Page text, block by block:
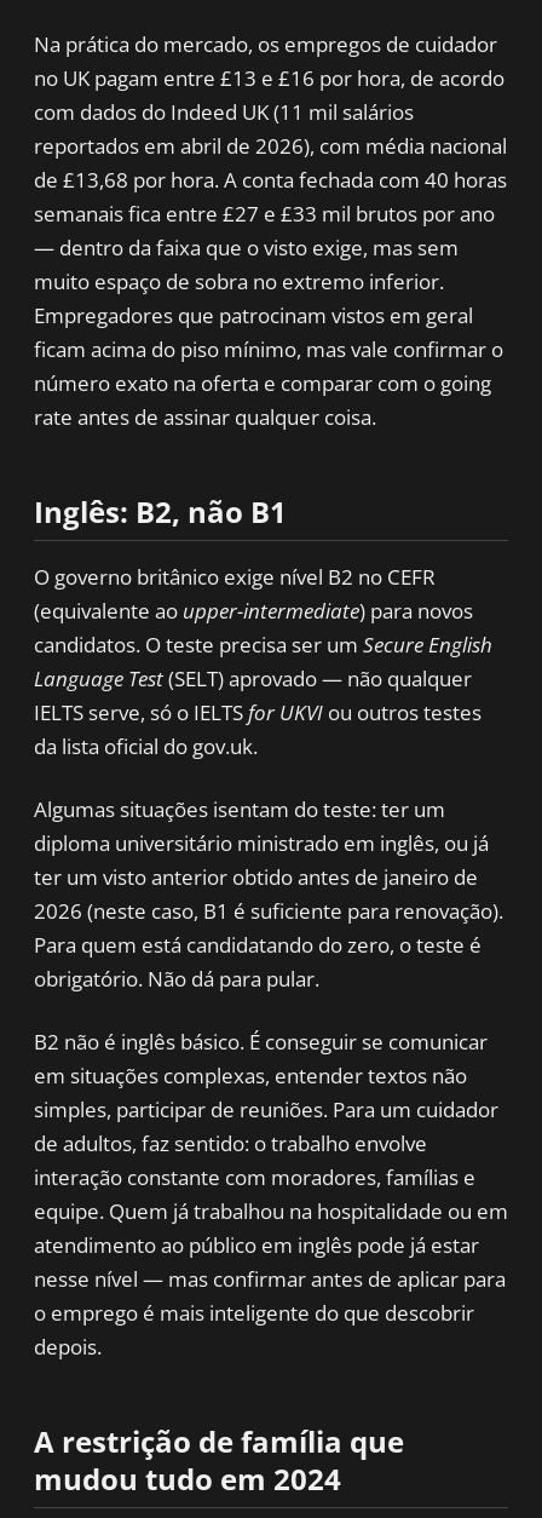
Na prática do mercado, os empregos de cuidador
no UK pagam entre £13 e £16 por hora, de acordo
com dados do Indeed UK (11 mil salários
reportados em abril de 2026), com média nacional
de £13,68 por hora. A conta fechada com 40 horas
semanais fica entre £27 e £33 mil brutos por ano
— dentro da faixa que o visto exige, mas sem
muito espaço de sobra no extremo inferior.
Empregadores que patrocinam vistos em geral
ficam acima do piso mínimo, mas vale confirmar o
número exato na oferta e comparar com o going
rate antes de assinar qualquer coisa.
Inglês: B2, não B1
O governo britânico exige nível B2 no CEFR
(equivalente ao upper-intermediate) para novos
candidatos. O teste precisa ser um Secure English
Language Test(SELT) aprovado — não qualquer
IELTS serve, só o IELTSfor UKVI ou outros testes
da lista oficial do gov.uk.
Algumas situações isentam do teste: ter um
diploma universitário ministrado em inglês, ou já
ter um visto anterior obtido antes de janeiro de
2026 (neste caso, B1 é suficiente para renovação).
Para quem está candidatando do zero, o teste é
obrigatório. Não dá para pular.
B2 não é inglês básico. É conseguir se comunicar
em situações complexas, entender textos não
simples, participar de reuniões. Para um cuidador
de adultos, faz sentido: o trabalho envolve
interação constante com moradores, famílias e
equipe. Quem já trabalhou na hospitalidade ou em
atendimento ao público em inglês pode já estar
nesse nível — mas confirmar antes de aplicar para
o emprego é mais inteligente do que descobrir
depois.
A restrição de família que
mudou tudo em 2024